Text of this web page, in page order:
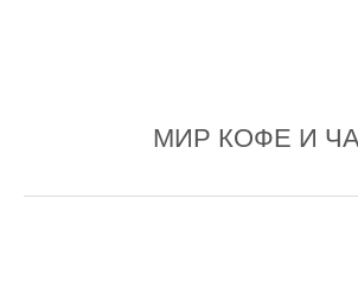
МИР КОФЕ И